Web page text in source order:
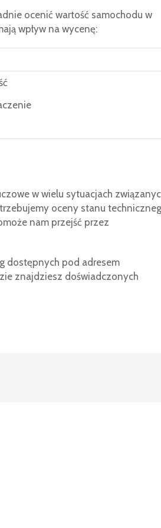
ocenić wartość samochodu w
wpływ na wycenę:
w wielu sytuacjach
oceny stanu
nam przejść przez
dostępnych pod adresem
znajdziesz doświadczonych